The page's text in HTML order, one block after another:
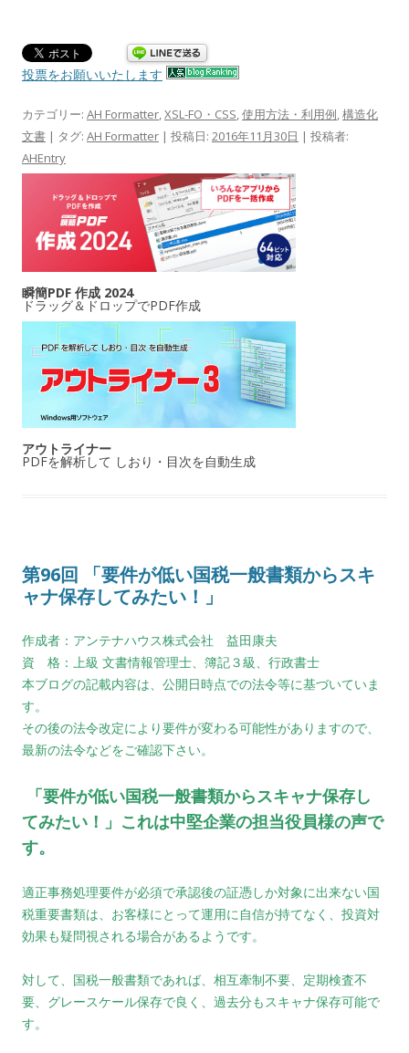
投票をお願いいたします
カテゴリー: AH Formatter,XSL-FO・CSS,使用方法・利用例,構造化
文書 | タグ: AH Formatter | 投稿日: 2016年11月30日 | 投稿者:
AHEntry
瞬簡PDF 作成 2024
ドラッグ＆ドロップでPDF作成
アウトライナー
PDFを解析して しおり・目次を自動生成
第96回 「要件が低い国税一般書類からスキ
ャナ保存してみたい！」
作成者：アンテナハウス株式会社 益田康夫
資 格：上級 文書情報管理士、簿記３級、行政書士
本ブログの記載内容は、公開日時点での法令等に基づいていま
す。
その後の法令改定により要件が変わる可能性がありますので、
最新の法令などをご確認下さい。
「要件が低い国税一般書類からスキャナ保存し
てみたい！」これは中堅企業の担当役員様の声で
す。
適正事務処理要件が必須で承認後の証憑しか対象に出来ない国
税重要書類は、お客様にとって運用に自信が持てなく、投資対
効果も疑問視される場合があるようです。
対して、国税一般書類であれば、相互牽制不要、定期検査不
要、グレースケール保存で良く、過去分もスキャナ保存可能で
す。